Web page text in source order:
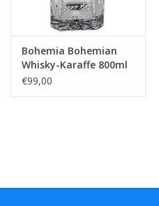
Bohemia Bohemian
Whisky-Karaffe 800ml
€99,00